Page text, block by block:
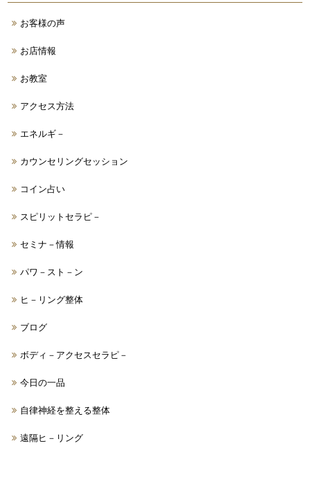
お客様の声
お店情報
お教室
アクセス方法
エネルギ－
カウンセリングセッション
コイン占い
スピリットセラピ－
セミナ－情報
パワ－スト－ン
ヒ－リング整体
ブログ
ボディ－アクセスセラピ－
今日の一品
自律神経を整える整体
遠隔ヒ－リング